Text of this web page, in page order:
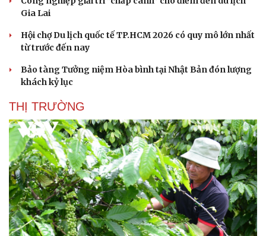
Tư vấn
Săn Tour
check-in
Câu chuyện thời
Cửa sổ tình yêu
Kể chuyện cho bé
Gia Lai
Hội chợ Du lịch quốc tế TP.HCM 2026 có quy mô lớn nhất
từ trước đến nay
Bảo tàng Tưởng niệm Hòa bình tại Nhật Bản đón lượng
khách kỷ lục
THỊ TRƯỜNG